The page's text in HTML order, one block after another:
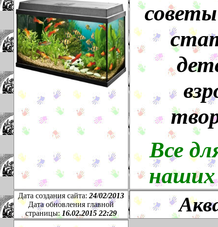
Все
Дата создания сайта: 24/02/2013
Дата обновления главной
страницы: 16.02.2015 22:29